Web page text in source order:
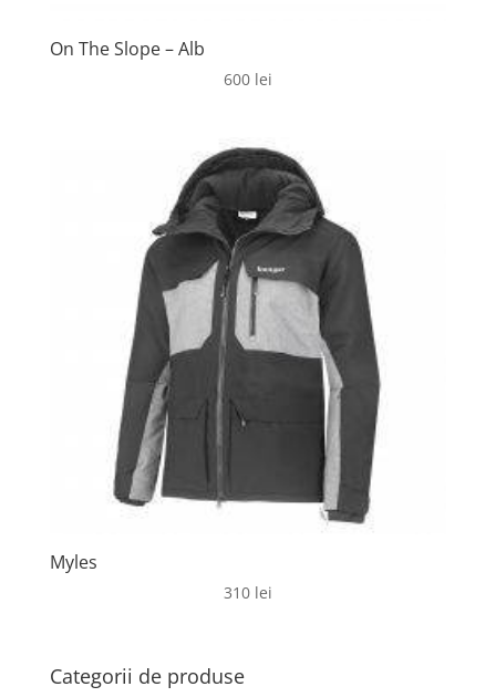
On The Slope – Alb
600 lei
Myles
310 lei
Categorii de produse